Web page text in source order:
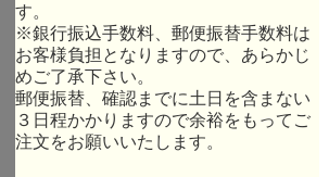
す。
※銀行振込手数料、郵便振替手数料は
お客様負担となりますので、あらかじ
めご了承下さい。
郵便振替、確認までに土日を含まない
３日程かかりますので余裕をもってご
注文をお願いいたします。